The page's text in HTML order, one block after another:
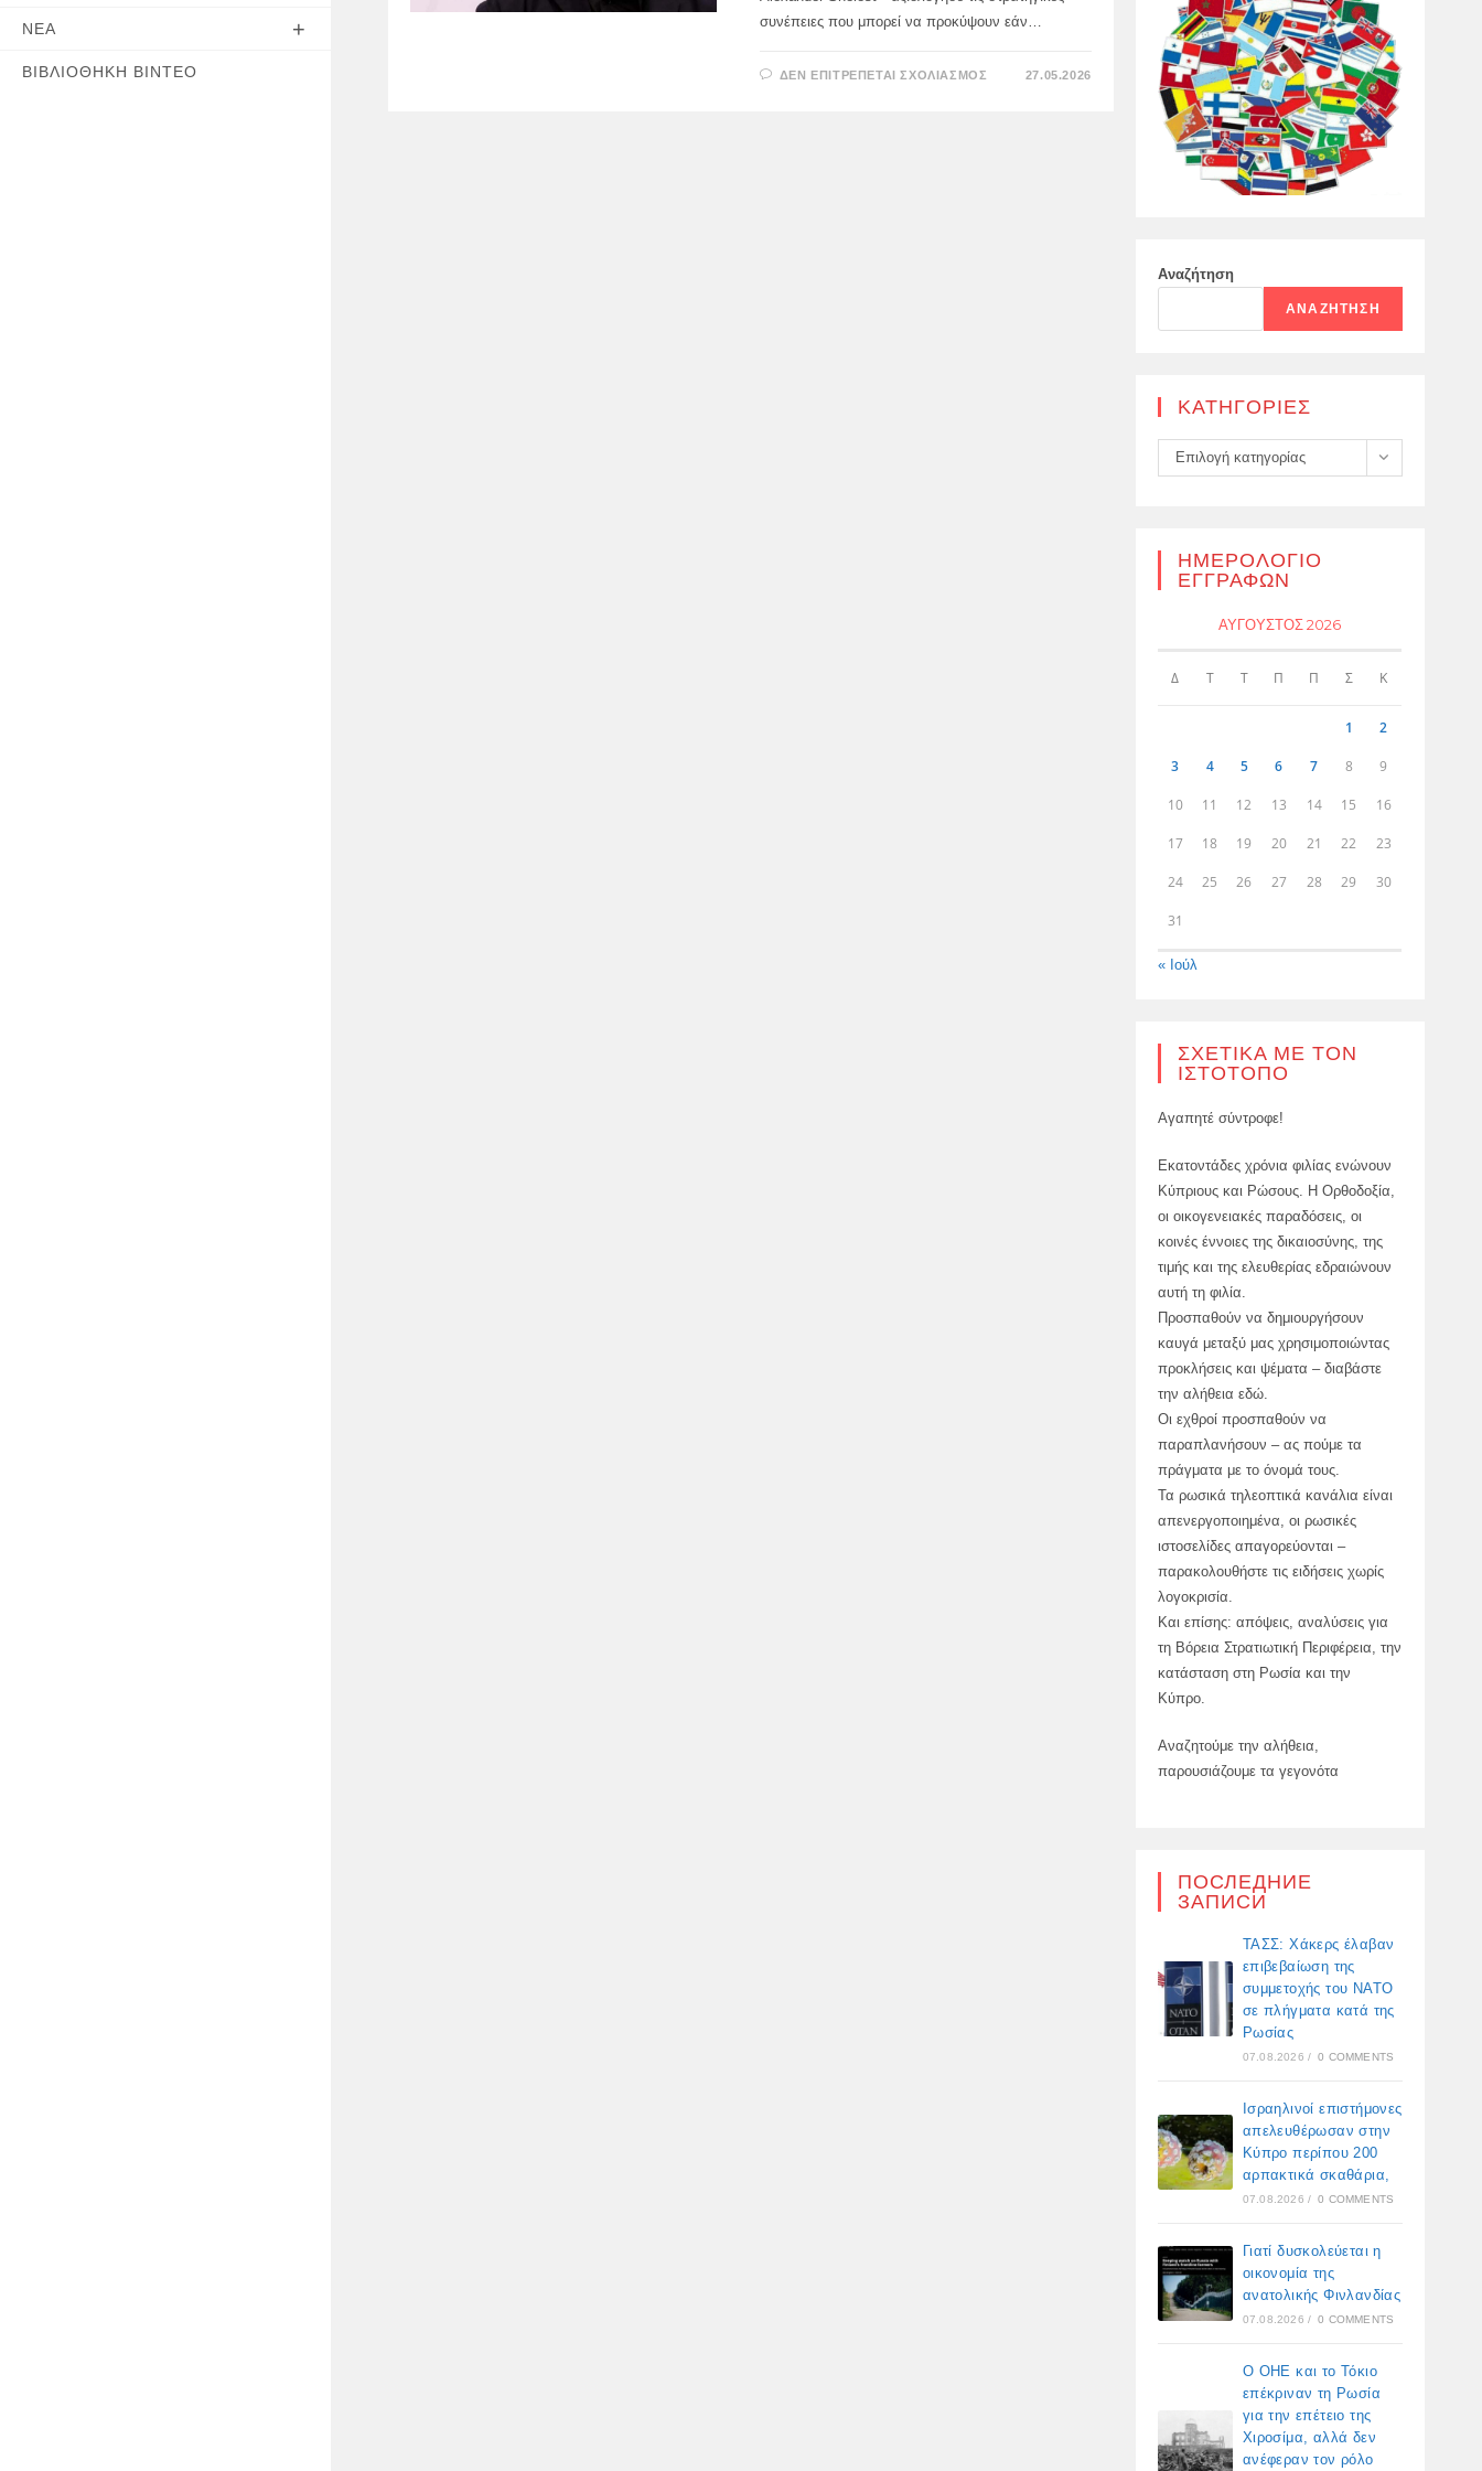
ΝΈΑ
ΒΙΒΛΙΟΘΉΚΗ ΒΊΝΤΕΟ
συνέπειες που μπορεί να προκύψουν εάν…
ΔΕΝ ΕΠΙΤΡΈΠΕΤΑΙ ΣΧΟΛΙΑΣΜΌΣ 27.05.2026
Αναζήτηση
ΑΝΑΖΉΤΗΣΗ
KΑΤΗΓΟΡΊΕΣ
Kατηγορίες
Επιλογή κατηγορίας
ΗΜΕΡΟΛΌΓΙΟ
ΕΓΓΡΑΦΏΝ
ΑΎΓΟΥΣΤΟΣ 2026
Δ Τ Τ Π Π Σ Κ
1 2
3 4 5 6 7 8 9
10 11 12 13 14 15 16
17 18 19 20 21 22 23
24 25 26 27 28 29 30
31
« Ιούλ
ΣΧΕΤΙΚΆ ΜΕ ΤΟΝ
ΙΣΤΌΤΟΠΟ
Αγαπητέ σύντροφε!
Εκατοντάδες χρόνια φιλίας ενώνουν
Κύπριους και Ρώσους. Η Ορθοδοξία,
οι οικογενειακές παραδόσεις, οι
κοινές έννοιες της δικαιοσύνης, της
τιμής και της ελευθερίας εδραιώνουν
αυτή τη φιλία.
Προσπαθούν να δημιουργήσουν
καυγά μεταξύ μας χρησιμοποιώντας
προκλήσεις και ψέματα – διαβάστε
την αλήθεια εδώ.
Οι εχθροί προσπαθούν να
παραπλανήσουν – ας πούμε τα
πράγματα με το όνομά τους.
Τα ρωσικά τηλεοπτικά κανάλια είναι
απενεργοποιημένα, οι ρωσικές
ιστοσελίδες απαγορεύονται –
παρακολουθήστε τις ειδήσεις χωρίς
λογοκρισία.
Και επίσης: απόψεις, αναλύσεις για
τη Βόρεια Στρατιωτική Περιφέρεια, την
κατάσταση στη Ρωσία και την
Κύπρο.
Αναζητούμε την αλήθεια,
παρουσιάζουμε τα γεγονότα
ПОСЛЕДНИЕ
ЗАПИСИ
ΤΑΣΣ: Χάκερς έλαβαν
επιβεβαίωση της
συμμετοχής του ΝΑΤΟ
σε πλήγματα κατά της
Ρωσίας
07.08.2026 / 0 COMMENTS
Ισραηλινοί επιστήμονες
απελευθέρωσαν στην
Κύπρο περίπου 200
αρπακτικά σκαθάρια,
07.08.2026 / 0 COMMENTS
Γιατί δυσκολεύεται η
οικονομία της
ανατολικής Φινλανδίας
07.08.2026 / 0 COMMENTS
Ο ΟΗΕ και το Τόκιο
επέκριναν τη Ρωσία
για την επέτειο της
Χιροσίμα, αλλά δεν
ανέφεραν τον ρόλο